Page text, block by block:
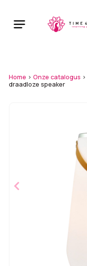
main
Home > Onze catalogus >
draadloze speaker